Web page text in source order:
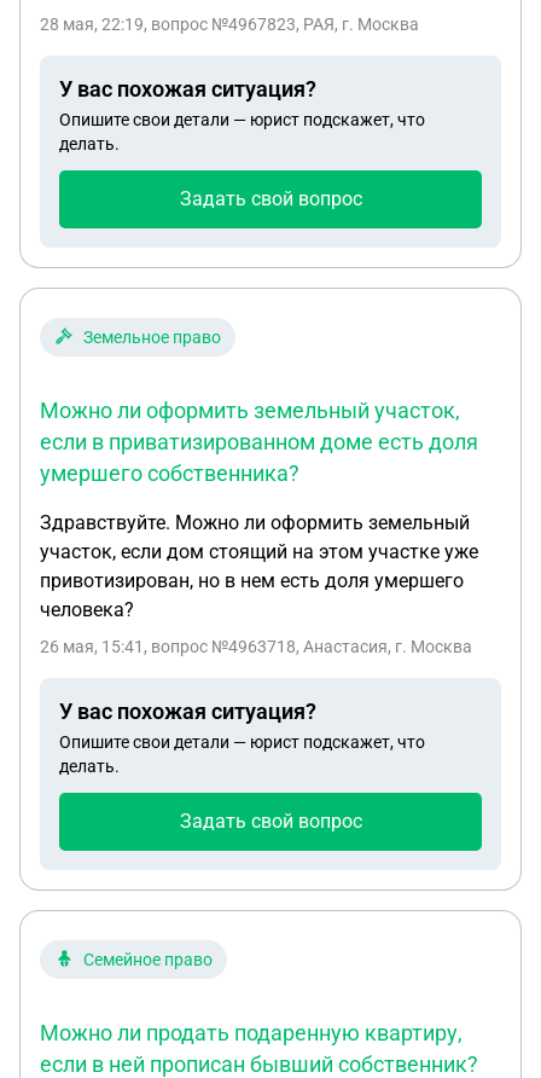
работу Устроился в другую, Просрочка апрель и
данный момент Пропустили 2 месяца Зарплата
обещают только в Конце июня, Звонки звонки
звонки, Я уже не отвечаю, Так как МНЕ ПОКА
СПИСАТЬ ДОЛГ?
28 мая, 22:19, вопрос №4967823, РАЯ, г. Москва
У вас похожая ситуация?
Опишите свои детали — юрист подскажет, что
делать.
Задать свой вопрос
Земельное право
Можно ли оформить земельный участок,
если в приватизированном доме есть доля
умершего собственника?
Здравствуйте. Можно ли оформить земельный
участок, если дом стоящий на этом участке уже
привотизирован, но в нем есть доля умершего
человека?
26 мая, 15:41 , вопрос №4963718, Анастасия, г. Москва
У вас похожая ситуация?
Опишите свои детали — юрист подскажет, что
делать.
Задать свой вопрос
Семейное право
Можно ли продать подаренную квартиру,
если в ней прописан бывший собственник?